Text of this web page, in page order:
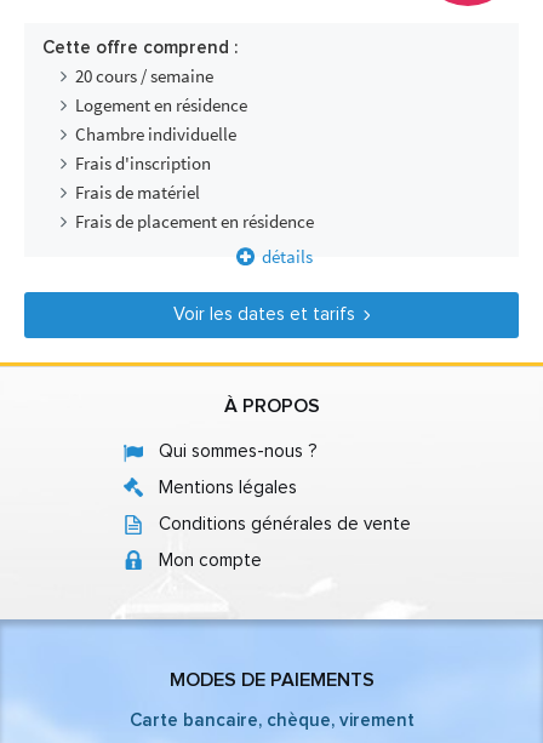
Cette offre comprend :
20 cours / semaine
Logement en résidence
Chambre individuelle
Frais d'inscription
Frais de matériel
Frais de placement en résidence
détails
Voir les dates et tarifs
À PROPOS
Qui sommes-nous ?
Mentions légales
Conditions générales de vente
Mon compte
MODES DE PAIEMENTS
Carte bancaire, chèque, virement